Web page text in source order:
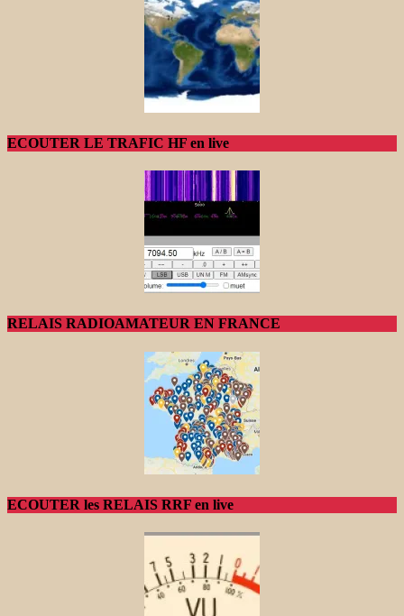
ECOUTER LE TRAFIC HF en live
RELAIS RADIOAMATEUR EN FRANCE
ECOUTER les RELAIS RRF en live